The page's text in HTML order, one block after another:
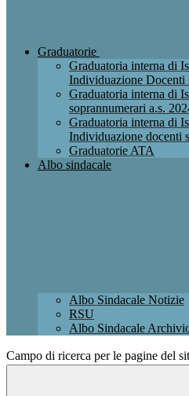
Graduatorie
Graduatoria interna di
Individuazione Docenti
Graduatoria interna di
soprannumerari a.s.
Graduatoria interna di
Individuazione docenti
Graduatorie ATA
Albo sindacale
Albo Sindacale Notizie
RSU
Albo Sindacale
Campo di ricerca per le pagine del